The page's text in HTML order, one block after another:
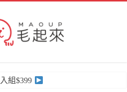
組$399
買6送3